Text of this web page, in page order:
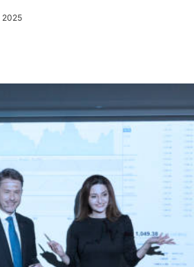
2025